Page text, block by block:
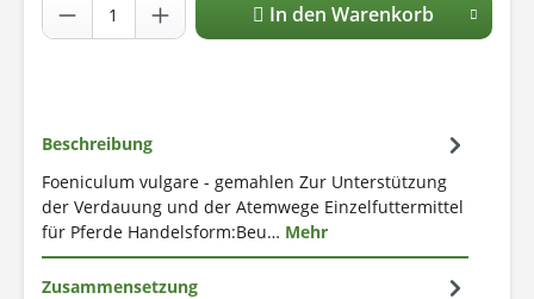
In den Warenkorb
Beschreibung
Foeniculum vulgare - gemahlen Zur Unterstützung
der Verdauung und der Atemwege Einzelfuttermittel
für Pferde Handelsform:Beu… Mehr
Zusammensetzung